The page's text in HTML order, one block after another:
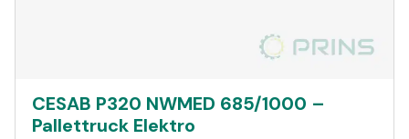
CESAB P320 NWMED 685/1000 –
Pallettruck Elektro